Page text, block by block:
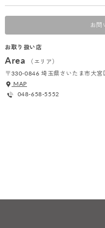
お問
お取り扱い店
Area
（エリア）
〒330-0846 埼玉県さいたま市大
MAP
048-658-5552